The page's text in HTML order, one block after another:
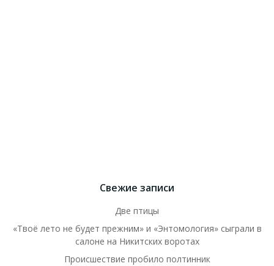
Свежие записи
Две птицы
«Твоё лето не будет прежним» и «Энтомология» сыграли в
салоне на Никитских воротах
Происшествие пробило полтинник